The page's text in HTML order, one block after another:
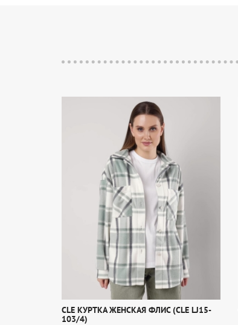
CLE КУРТКА ЖЕНСКАЯ ФЛИС (CLE LJ15-
103/4)